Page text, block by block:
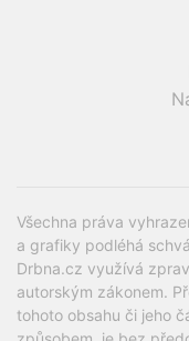
Všechna práva
a grafiky podléhá
Drbna.cz využívá
autorským zákonem.
tohoto obsahu či jeho